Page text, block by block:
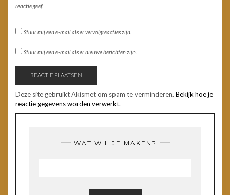
reactie geef.
Stuur mij een e-mail als er vervolgreacties zijn.
Stuur mij een e-mail als er nieuwe berichten zijn.
Deze site gebruikt Akismet om spam te verminderen. Bekijk hoe je
reactie gegevens worden verwerkt.
WAT WIL JE MAKEN?